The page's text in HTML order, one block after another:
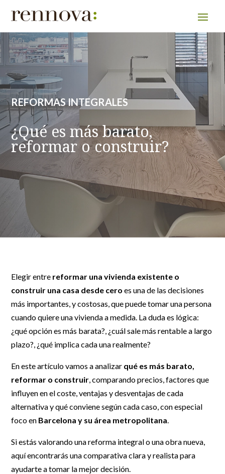
REFORMAS INTEGRALES
¿Qué es más barato,
reformar o construir?
Elegir entre reformar una vivienda existente o
construir una casa desde cero es una de las decisiones
más importantes, y costosas, que puede tomar una persona
cuando quiere una vivienda a medida. La duda es lógica:
¿qué opción es más barata?, ¿cuál sale más rentable a largo
plazo?, ¿qué implica cada una realmente?
En este artículo vamos a analizar qué es más barato,
reformar o construir, comparando precios, factores que
influyen en el coste, ventajas y desventajas de cada
alternativa y qué conviene según cada caso, con especial
foco en Barcelona y su área metropolitana.
Si estás valorando una reforma integral o una obra nueva,
aquí encontrarás una comparativa clara y realista para
ayudarte a tomar la mejor decisión.